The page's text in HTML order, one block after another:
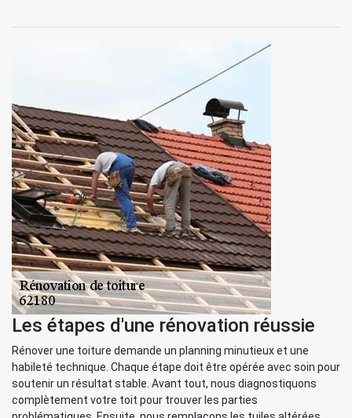
Les étapes d'une rénovation réussie
Rénover une toiture demande un planning minutieux et une
habileté technique. Chaque étape doit être opérée avec soin pour
soutenir un résultat stable. Avant tout, nous diagnostiquons
complètement votre toit pour trouver les parties